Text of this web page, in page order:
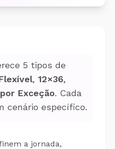
5 tipos de
, 12×36,
Exceção. Cada
cenário específico.
a jornada,